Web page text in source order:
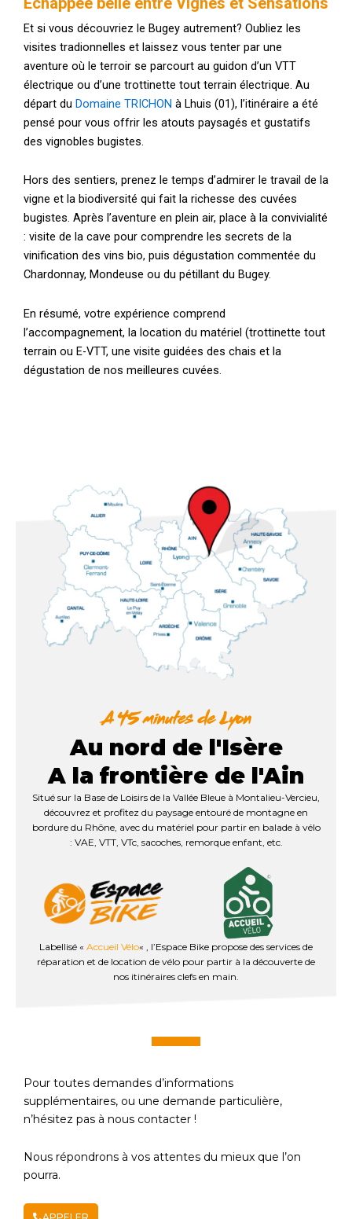
Et si vous découvriez le Bugey autrement? Oubliez les
visites tradionnelles et laissez vous tenter par une
aventure où le terroir se parcourt au guidon d’un VTT
électrique ou d’une trottinette tout terrain électrique. Au
départ du Domaine TRICHON à Lhuis (01), l’itinéraire a été
pensé pour vous offrir les atouts paysagés et gustatifs
des vignobles bugistes.
Hors des sentiers, prenez le temps d’admirer le travail de la
vigne et la biodiversité qui fait la richesse des cuvées
bugistes. Après l’aventure en plein air, place à la convivialité
: visite de la cave pour comprendre les secrets de la
vinification des vins bio, puis dégustation commentée du
Chardonnay, Mondeuse ou du pétillant du Bugey.
En résumé, votre expérience comprend
l’accompagnement, la location du matériel (trottinette tout
terrain ou E-VTT, une visite guidées des chais et la
dégustation de nos meilleures cuvées.
Au nord de l'Isère
A la frontière de l'Ain
Situé sur la Base de Loisirs de la Vallée Bleue à Montalieu-Vercieu,
découvrez et profitez du paysage entouré de montagne en
bordure du Rhône, avec du matériel pour partir en balade à vélo
: VAE, VTT, VTc, sacoches, remorque enfant, etc.
Labellisé « Accueil Vélo« , l’Espace Bike propose des services de
réparation et de location de vélo pour partir à la découverte de
nos itinéraires clefs en main.
Pour toutes demandes d’informations
supplémentaires, ou une demande particulière,
n’hésitez pas à nous contacter !
Nous répondrons à vos attentes du mieux que l’on
pourra.